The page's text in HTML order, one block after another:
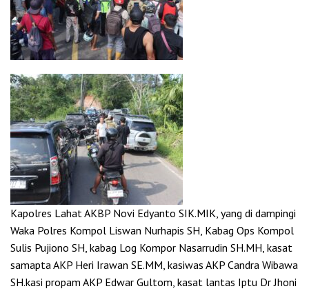
Kapolres Lahat AKBP Novi Edyanto SIK.MIK, yang di dampingi
Waka Polres Kompol Liswan Nurhapis SH, Kabag Ops Kompol
Sulis Pujiono SH, kabag Log Kompor Nasarrudin SH.MH, kasat
samapta AKP Heri Irawan SE.MM, kasiwas AKP Candra Wibawa
SH.kasi propam AKP Edwar Gultom, kasat lantas Iptu Dr Jhoni